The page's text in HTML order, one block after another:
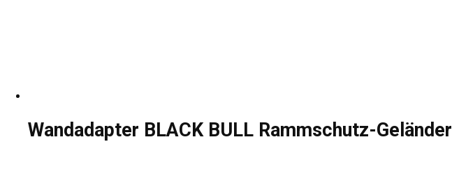
Wandadapter BLACK BULL Rammschutz-Geländer